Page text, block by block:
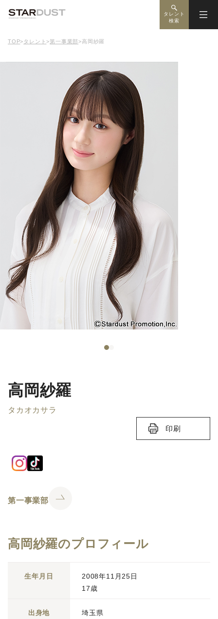
タレント
検索
TOP> タレント>第一事業部>高岡紗羅
高岡紗羅
タカオカサラ
印刷
第一事業部
高岡紗羅のプロフィール
生年月日
2008年11月25日
17歳
出身地 埼玉県